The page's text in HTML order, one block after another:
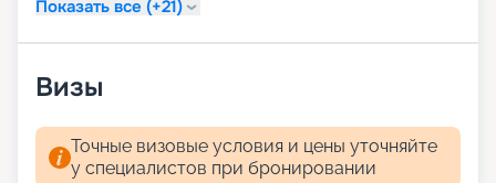
Показать все (+21)
Визы
Точные визовые условия и цены уточняйте
у специалистов при бронировании